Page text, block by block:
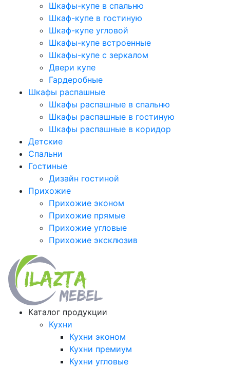
Шкафы-купе в спальню
Шкаф-купе в гостиную
Шкаф-купе угловой
Шкафы-купе встроенные
Шкафы-купе с зеркалом
Двери купе
Гардеробные
Шкафы распашные
Шкафы распашные в спальню
Шкафы распашные в гостиную
Шкафы распашные в коридор
Детские
Спальни
Гостиные
Дизайн гостиной
Прихожие
Прихожие эконом
Прихожие прямые
Прихожие угловые
Прихожие эксклюзив
Каталог продукции
Кухни
Кухни эконом
Кухни премиум
Кухни угловые